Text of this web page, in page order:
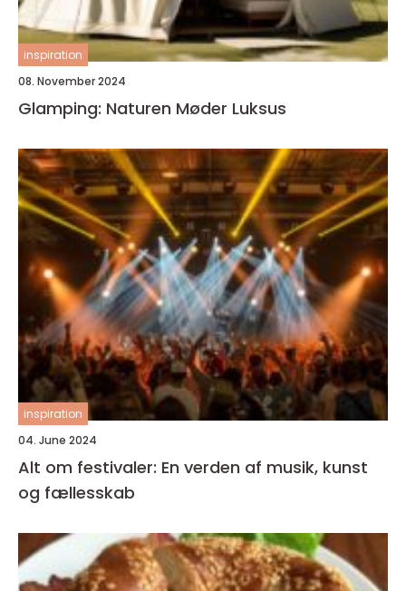
inspiration
08. November 2024
Glamping: Naturen Møder Luksus
inspiration
04. June 2024
Alt om festivaler: En verden af musik, kunst
og fællesskab